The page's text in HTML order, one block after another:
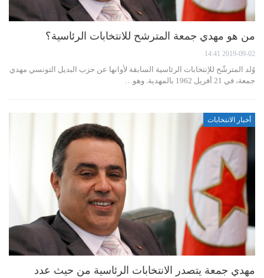
من هو مهدي جمعة المترشح للانتخابات الرئاسية؟
2019-09-02 14:41
وُلد المترشّح للإنتخابات الرئاسية السابقة لأوانها عن حزب البديل التونسي مهدي
جمعة، في 21 أفريل 1962 بالمهدية. وهو…
أخبار الانتخابات
مهدي جمعة يتصدر الانتخابات الرئاسية من حيث عدد